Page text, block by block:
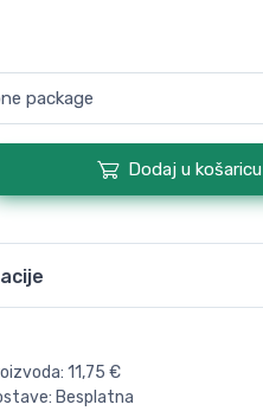
Dodaj u košaricu
11,75 €
Besplatna